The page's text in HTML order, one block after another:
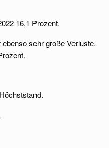
16,1 Prozent.
sehr große Verluste.